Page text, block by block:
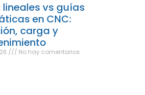
lineales vs guías
en CNC:
carga y
No hay comentarios